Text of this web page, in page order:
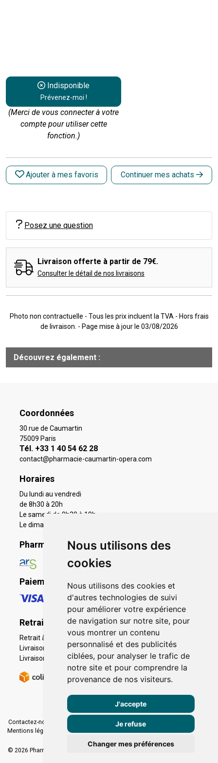
Nous utilisons des
cookies
Nous utilisons des cookies et
d'autres technologies de suivi
pour améliorer votre expérience
de navigation sur notre site, pour
vous montrer un contenu
personnalisé et des publicités
ciblées, pour analyser le trafic de
notre site et pour comprendre la
provenance de nos visiteurs.
J'accepte
Je refuse
Changer mes préférences
Indisponible
Prévenez-moi !
(Merci de vous connecter à votre
compte pour utiliser cette
fonction.)
Ajouter à mes favoris Continuer mes achats
Posez une question
Livraison offerte à partir de 79€.
Consulter le détail de nos livraisons
Photo non contractuelle - Tous les prix incluent la TVA - Hors frais
de livraison. - Page mise à jour le 03/08/2026
Découvrez également :
Coordonnées
30 rue de Caumartin
75009 Paris
Tél. +33 1 40 54 62 28
contact@pharmacie-caumartin-opera.com
Horaires
Du lundi au vendredi
de 8h30 à 20h
Le samedi de 9h30 à 19h
Le dimanche 11h à 19h
Pharmacie en ligne agréée
Paiement sécurisé
Retrait - Livraison
Retrait à la pharmacie - Click & Collect
Livraison en Point Relais
Livraison à domicile
Contactez-nous | Déclarer un effet indésirable
Mentions légales
Conditions générales - CGV
Données personnelles
Cookies
Préférences Cookies
© 2026 Pharmacie Caumartin Opéra